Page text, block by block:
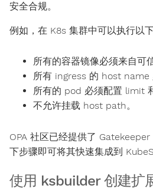
安全合规。
例如，在 K8s 集群中可以执行以
所有的容器镜像必须来自可
所有 ingress 的 host name
所有的 pod 必须配置 limit
不允许挂载 host path。
OPA 社区已经提供了 Gatekeeper
下步骤即可将其快速集成到
使用 ksbuilder 创建扩